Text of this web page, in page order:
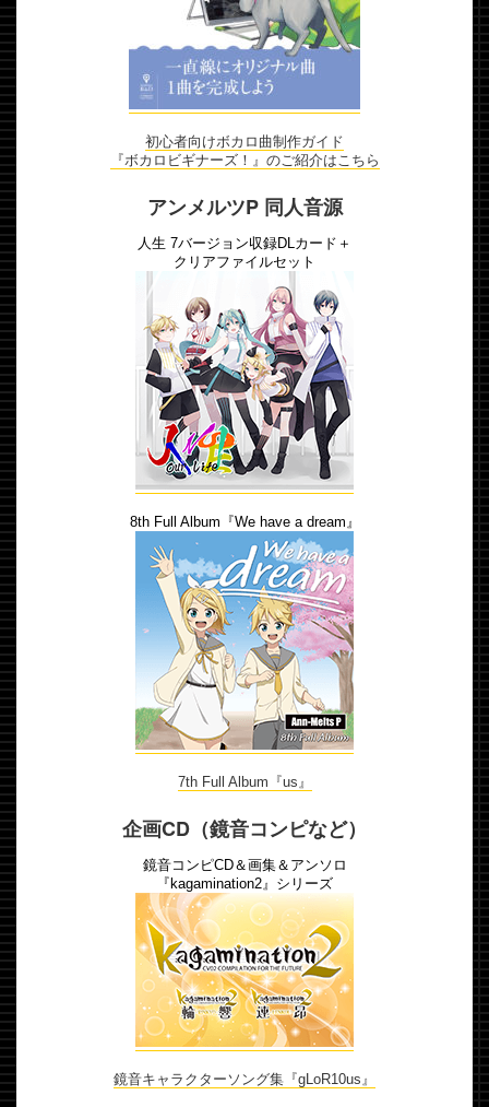
初心者向けボカロ曲制作ガイド
『ボカロビギナーズ！』のご紹介はこちら
アンメルツP 同人音源
人生 7バージョン収録DLカード＋
クリアファイルセット
8th Full Album『We have a dream』
7th Full Album『us』
企画CD（鏡音コンピなど）
鏡音コンピCD＆画集＆アンソロ
『kagamination2』シリーズ
鏡音キャラクターソング集『gLoR10us』